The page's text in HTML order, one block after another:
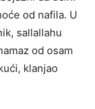
od nafila. U
sallallahu
od osam
klanjao